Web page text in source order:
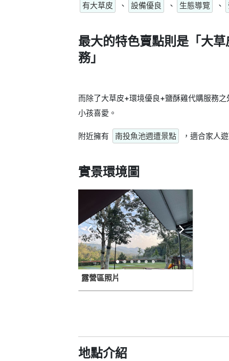
有大草皮
、 設備優良 、 生態導覽 、
最大的特色賣點則是「大
務」
而除了大草皮+環境優良+鹽酥雞代購服務
小孩喜愛。
附近擁有 南投魚池週遭景點 ，適合家人
實景環境圖
露營區照片
地點介紹